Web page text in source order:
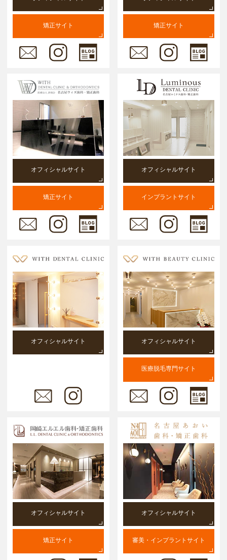
矯正サイト 矯正サイト
オフィシャルサイト
矯正サイト
オフィシャルサイト
インプラントサイト
オフィシャルサイト オフィシャルサイト
医療脱毛専門サイト
オフィシャルサイト
矯正サイト
オフィシャルサイト
審美・インプラントサイト